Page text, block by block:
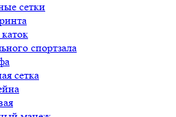
сетки
спортзала
сетка